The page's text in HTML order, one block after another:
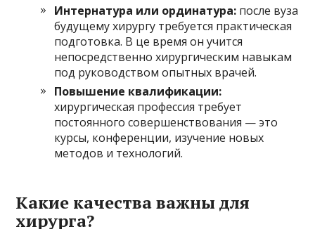
Интернатура или ординатура: после вуза
будущему хирургу требуется практическая
подготовка. В це время он учится
непосредственно хирургическим навыкам
под руководством опытных врачей.
Повышение квалификации:
хирургическая профессия требует
постоянного совершенствования — это
курсы, конференции, изучение новых
методов и технологий.
Какие качества важны для
хирурга?